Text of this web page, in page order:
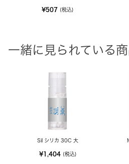
¥507 (税込)
一緒に見られている
Sil シリカ 30C 大
¥1,404 (税込)